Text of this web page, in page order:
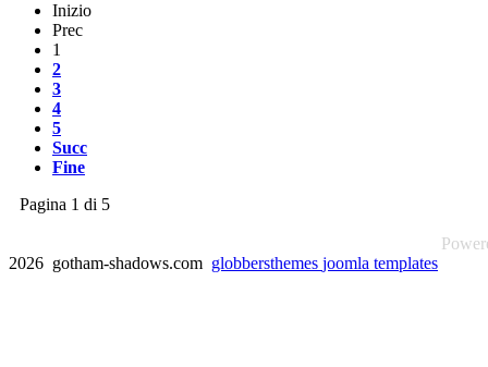
Inizio
Prec
1
2
3
4
5
Succ
Fine
Pagina 1 di 5
2026 gotham-shadows.com globbersthemes joomla templates